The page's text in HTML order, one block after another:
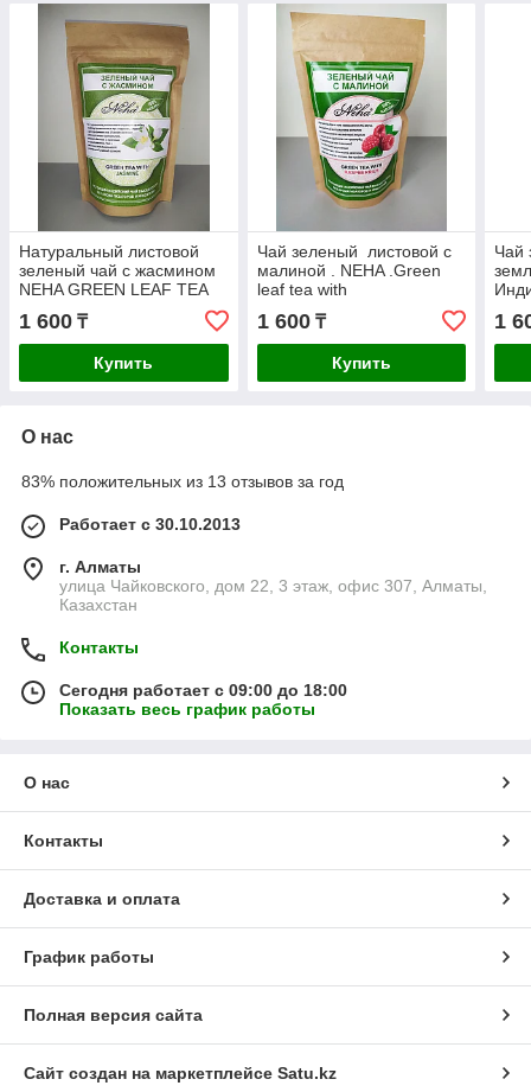
Натуральный листовой
зеленый чай с жасмином
NEHA GREEN LEAF TEA
WITH JASMINE. 100г.
Индия .
1 600 ₸
Купить
Чай зеленый листовой с
малиной . NEHA .Green
leaf tea with
RASPBERRIES.100гр.
Индия
1 600₸
Купить
Чай
1
О нас
83% положительных из 13 отзывов за год
Работает с 30.10.2013
г. Алматы
улица Чайковского, дом 22, 3 этаж, офис 307, Алматы,
Казахстан
Контакты
Сегодня работает с 09:00 до 18:00
Показать весь график работы
О нас
Контакты
Доставка и оплата
График работы
Полная версия сайта
Сайт создан на маркетплейсе Satu.kz